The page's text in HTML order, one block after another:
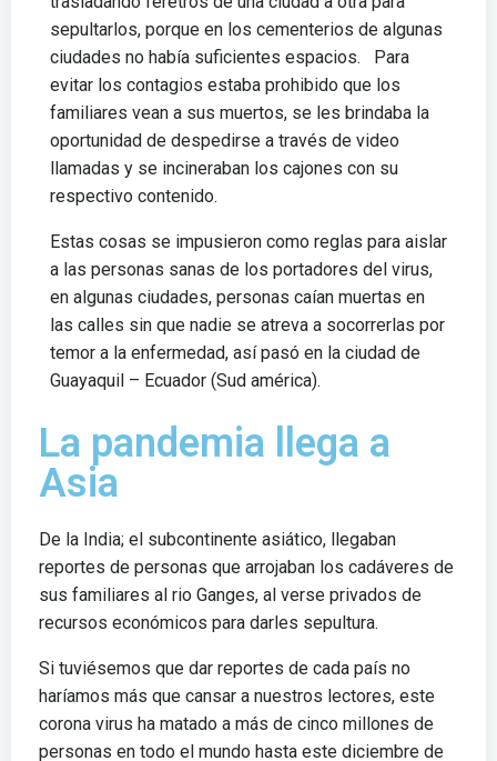
sepultarlos, porque en los cementerios de algunas
ciudades no había suficientes espacios. Para
evitar los contagios estaba prohibido que los
familiares vean a sus muertos, se les brindaba la
oportunidad de despedirse a través de video
llamadas y se incineraban los cajones con su
respectivo contenido.
Estas cosas se impusieron como reglas para aislar
a las personas sanas de los portadores del virus,
en algunas ciudades, personas caían muertas en
las calles sin que nadie se atreva a socorrerlas por
temor a la enfermedad, así pasó en la ciudad de
Guayaquil – Ecuador (Sud américa).
La pandemia llega a
Asia
De la India; el subcontinente asiático, llegaban
reportes de personas que arrojaban los cadáveres de
sus familiares al rio Ganges, al verse privados de
recursos económicos para darles sepultura.
Si tuviésemos que dar reportes de cada país no
haríamos más que cansar a nuestros lectores, este
corona virus ha matado a más de cinco millones de
personas en todo el mundo hasta este diciembre de